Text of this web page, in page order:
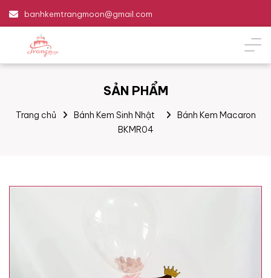
banhkemtrangmoon@gmail.com
SẢN PHẨM
Trang chủ Bánh Kem Sinh Nhật
Bánh Kem Macaron
BKMR04